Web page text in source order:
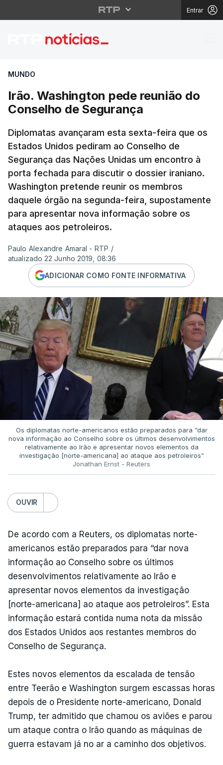
Entrar
Irão. Washington
MUNDO
Irão. Washington pede reunião do
Conselho de Segurança
Diplomatas avançaram esta sexta-feira que os
Estados Unidos pediram ao Conselho de
Segurança das Nações Unidas um encontro à
porta fechada para discutir o dossier iraniano.
Washington pretende reunir os membros
daquele órgão na segunda-feira, supostamente
para apresentar nova informação sobre os
ataques aos petroleiros.
Paulo Alexandre Amaral - RTP /
atualizado 22 Junho 2019, 08:36
ADICIONAR COMO FONTE INFORMATIVA
Os diplomatas norte-americanos estão preparados para “dar
nova informação ao Conselho sobre os últimos desenvolvimentos
relativamente ao Irão e apresentar novos elementos da
investigação [norte-americana] ao ataque aos petroleiros”
Jonathan Ernst - Reuters
OUVIR
De acordo com a Reuters, os diplomatas norte-
americanos estão preparados para “dar nova
informação ao Conselho sobre os últimos
desenvolvimentos relativamente ao Irão e
apresentar novos elementos da investigação
[norte-americana] ao ataque aos petroleiros”. Esta
informação estará contida numa nota da missão
dos Estados Unidos aos restantes membros do
Conselho de Segurança.
Estes novos elementos da escalada de tensão
entre Teerão e Washington surgem escassas horas
depois de o Presidente norte-americano, Donald
Trump, ter admitido que chamou os aviões e parou
um ataque contra o Irão quando as máquinas de
guerra estavam já no ar a caminho dos objetivos.